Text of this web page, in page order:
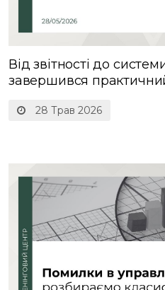
28 Трав 2026
Від звітності до
завершився